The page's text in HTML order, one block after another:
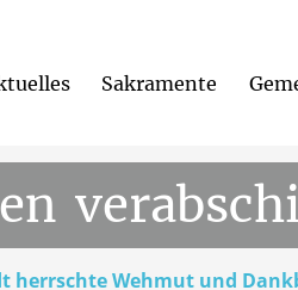
Sakramente
herrschte Wehmut und